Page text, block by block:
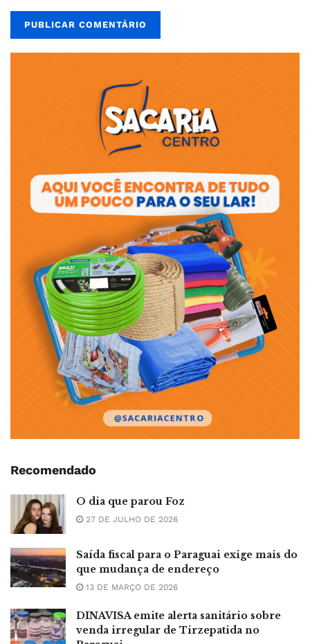
Recomendado
O dia que parou Foz
27 DE JULHO DE 2026
Saída fiscal para o Paraguai exige mais do
que mudança de endereço
13 DE MARÇO DE 2026
DINAVISA emite alerta sanitário sobre
venda irregular de Tirzepatida no